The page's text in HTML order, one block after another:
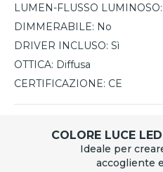
LUMEN-FLUSSO LUMINOSO:
DIMMERABILE: No
DRIVER INCLUSO: Sì
OTTICA: Diffusa
CERTIFICAZIONE: CE
COLORE LUCE
Ideale per
accogliente